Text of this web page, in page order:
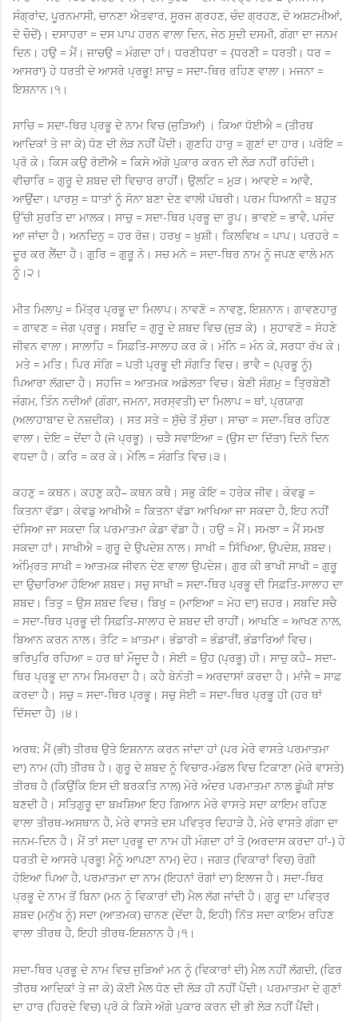
ਸੰਗ੍ਰਾਂਦ, ਪੂਰਨਮਾਸੀ, ਚਾਨਣਾ ਐਤਵਾਰ, ਸੂਰਜ ਗ੍ਰਹਣ, ਚੰਦ ਗ੍ਰਹਣ, ਦੋ ਅਸ਼ਟਮੀਆਂ,
ਦੋ ਚੌਦੇਂ}। ਦਸਾਹਰਾ = ਦਸ ਪਾਪ ਹਰਨ ਵਾਲਾ ਦਿਨ, ਜੇਠ ਸੁਦੀ ਦਸਮੀ, ਗੰਗਾ ਦਾ ਜਨਮ
ਦਿਨ। ਹਉ = ਮੈਂ। ਜਾਚਉ = ਮੰਗਦਾ ਹਾਂ। ਧਰਣੀਧਰਾ = {ਧਰਣੀ = ਧਰਤੀ। ਧਰ =
ਆਸਰਾ} ਹੇ ਧਰਤੀ ਦੇ ਆਸਰੇ ਪ੍ਰਭੂ! ਸਾਚੁ = ਸਦਾ-ਥਿਰ ਰਹਿਣ ਵਾਲਾ। ਮਜਨਾ =
ਇਸ਼ਨਾਨ।੧।
ਸਾਚਿ = ਸਦਾ-ਥਿਰ ਪ੍ਰਭੂ ਦੇ ਨਾਮ ਵਿਚ (ਜੁੜਿਆਂ) । ਕਿਆ ਧੋਈਐ = (ਤੀਰਥ
ਆਦਿਕਾਂ ਤੇ ਜਾ ਕੇ) ਧੋਣ ਦੀ ਲੋੜ ਨਹੀਂ ਪੈਂਦੀ। ਗੁਣਹਿ ਹਾਰੁ = ਗੁਣਾਂ ਦਾ ਹਾਰ। ਪਰੋਇ =
ਪ੍ਰੋ ਕੇ। ਕਿਸ ਕਉ ਰੋਈਐ = ਕਿਸੇ ਅੱਗੇ ਪੁਕਾਰ ਕਰਨ ਦੀ ਲੋੜ ਨਹੀਂ ਰਹਿੰਦੀ।
ਵੀਚਾਰਿ = ਗੁਰੂ ਦੇ ਸ਼ਬਦ ਦੀ ਵਿਚਾਰ ਰਾਹੀਂ। ਉਲਟਿ = ਮੁੜ। ਆਵਏ = ਆਵੈ,
ਆਉਂਦਾ। ਪਾਰਸੁ = ਧਾਤਾਂ ਨੂੰ ਸੋਨਾ ਬਣਾ ਦੇਣ ਵਾਲੀ ਪੱਥਰੀ। ਪਰਮ ਧਿਆਨੀ = ਬਹੁਤ
ਉੱਚੀ ਸੁਰਤਿ ਦਾ ਮਾਲਕ। ਸਾਚੁ = ਸਦਾ-ਥਿਰ ਪ੍ਰਭੂ ਦਾ ਰੂਪ। ਭਾਵਏ = ਭਾਵੈ, ਪਸੰਦ
ਆ ਜਾਂਦਾ ਹੈ। ਅਨਦਿਨੁ = ਹਰ ਰੋਜ਼। ਹਰਖੁ = ਖ਼ੁਸ਼ੀ। ਕਿਲਵਿਖ = ਪਾਪ। ਪਰਹਰੇ =
ਦੂਰ ਕਰ ਲੈਂਦਾ ਹੈ। ਗੁਰਿ = ਗੁਰੂ ਨੇ। ਸਚ ਮਨੇ = ਸਦਾ-ਥਿਰ ਨਾਮ ਨੂੰ ਜਪਣ ਵਾਲੇ ਮਨ
ਨੂੰ।੨।
ਮੀਤ ਮਿਲਾਪੁ = ਮਿੱਤ੍ਰ ਪ੍ਰਭੂ ਦਾ ਮਿਲਾਪ। ਨਾਵਣੋ = ਨਾਵਣੁ, ਇਸ਼ਨਾਨ। ਗਾਵਣਹਾਰੁ
= ਗਾਵਣ = ਜੋਗ ਪ੍ਰਭੂ। ਸਬਦਿ = ਗੁਰੂ ਦੇ ਸ਼ਬਦ ਵਿਚ (ਜੁੜ ਕੇ) । ਸੁਹਾਵਣੋ = ਸੋਹਣੇ
ਜੀਵਨ ਵਾਲਾ। ਸਾਲਾਹਿ = ਸਿਫ਼ਤਿ-ਸਾਲਾਹ ਕਰ ਕੇ। ਮੰਨਿ = ਮੰਨ ਕੇ, ਸਰਧਾ ਰੱਖ ਕੇ।
ਮਤੇ = ਮਤਿ। ਪਿਰ ਸੰਗਿ = ਪਤੀ ਪ੍ਰਭੂ ਦੀ ਸੰਗਤਿ ਵਿਚ। ਭਾਵੈ = (ਪ੍ਰਭੂ ਨੂੰ)
ਪਿਆਰਾ ਲੱਗਦਾ ਹੈ। ਸਹਜਿ = ਆਤਮਕ ਅਡੋਲਤਾ ਵਿਚ। ਬੇਣੀ ਸੰਗਮੁ = ਤ੍ਰਿਬੇਣੀ
ਜੰਗਮ, ਤਿੰਨ ਨਦੀਆਂ (ਗੰਗਾ, ਜਮਨਾ, ਸਰਸ੍ਵਤੀ) ਦਾ ਮਿਲਾਪ = ਥਾਂ, ਪ੍ਰਯਾਗ
(ਅਲਾਹਾਬਾਦ ਦੇ ਨਜ਼ਦੀਕ) । ਸਤ ਸਤੇ = ਸੁੱਚੇ ਤੋਂ ਸੁੱਚਾ। ਸਾਚਾ = ਸਦਾ-ਥਿਰ ਰਹਿਣ
ਵਾਲਾ। ਦੇਇ = ਦੇਂਦਾ ਹੈ (ਜੋ ਪ੍ਰਭੂ) । ਚੜੈ ਸਵਾਇਆ = (ਉਸ ਦਾ ਦਿੱਤਾ) ਦਿਨੋ ਦਿਨ
ਵਧਦਾ ਹੈ। ਕਰਿ = ਕਰ ਕੇ। ਮੇਲਿ = ਸੰਗਤਿ ਵਿਚ।੩।
ਕਹਣੁ = ਕਥਨ। ਕਹਣੁ ਕਹੈ– ਕਥਨ ਕਥੈ। ਸਭੁ ਕੋਇ = ਹਰੇਕ ਜੀਵ। ਕੇਵਡੁ =
ਕਿਤਨਾ ਵੱਡਾ। ਕੇਵਡੁ ਆਖੀਐ = ਕਿਤਨਾ ਵੱਡਾ ਆਖਿਆ ਜਾ ਸਕਦਾ ਹੈ, ਇਹ ਨਹੀਂ
ਦੱਸਿਆ ਜਾ ਸਕਦਾ ਕਿ ਪਰਮਾਤਮਾ ਕੇਡਾ ਵੱਡਾ ਹੈ। ਹਉ = ਮੈਂ। ਸਮਝਾ = ਮੈਂ ਸਮਝ
ਸਕਦਾ ਹਾਂ। ਸਾਖੀਐ = ਗੁਰੂ ਦੇ ਉਪਦੇਸ਼ ਨਾਲ। ਸਾਖੀ = ਸਿੱਖਿਆ, ਉਪਦੇਸ਼, ਸ਼ਬਦ।
ਅੰਮ੍ਰਿਤ ਸਾਖੀ = ਆਤਮਕ ਜੀਵਨ ਦੇਣ ਵਾਲਾ ਉਪਦੇਸ਼। ਗੁਰ ਕੀ ਭਾਖੀ ਸਾਖੀ = ਗੁਰੂ
ਦਾ ਉਚਾਰਿਆ ਹੋਇਆ ਸ਼ਬਦ। ਸਚੁ ਸਾਖੀ = ਸਦਾ-ਥਿਰ ਪ੍ਰਭੂ ਦੀ ਸਿਫ਼ਤਿ-ਸਾਲਾਹ ਦਾ
ਸ਼ਬਦ। ਤਿਤੁ = ਉਸ ਸ਼ਬਦ ਵਿਚ। ਬਿਖੁ = (ਮਾਇਆ = ਮੋਹ ਦਾ) ਜ਼ਹਰ। ਸਬਦਿ ਸਚੈ
= ਸਦਾ-ਥਿਰ ਪ੍ਰਭੂ ਦੀ ਸਿਫ਼ਤਿ-ਸਾਲਾਹ ਦੇ ਸ਼ਬਦ ਦੀ ਰਾਹੀਂ। ਆਖਣਿ = ਆਖਣ ਨਾਲ,
ਬਿਆਨ ਕਰਨ ਨਾਲ। ਤੋਟਿ = ਖ਼ਾਤਮਾ। ਭੰਡਾਰੀ = ਭੰਡਾਰੀਂ, ਭੰਡਾਰਿਆਂ ਵਿਚ।
ਭਰਿਪੁਰਿ ਰਹਿਆ = ਹਰ ਥਾਂ ਮੌਜੂਦ ਹੈ। ਸੋਈ = ਉਹ (ਪ੍ਰਭੂ) ਹੀ। ਸਾਚੁ ਕਹੈ– ਸਦਾ-
ਥਿਰ ਪ੍ਰਭੂ ਦਾ ਨਾਮ ਸਿਮਰਦਾ ਹੈ। ਕਹੈ ਬੇਨੰਤੀ = ਅਰਦਾਸਾਂ ਕਰਦਾ ਹੈ। ਮਾਂਜੈ = ਸਾਫ਼
ਕਰਦਾ ਹੈ। ਸਚੁ = ਸਦਾ-ਥਿਰ ਪ੍ਰਭੂ। ਸਚੁ ਸੋਈ = ਸਦਾ-ਥਿਰ ਪ੍ਰਭੂ ਹੀ (ਹਰ ਥਾਂ
ਦਿੱਸਦਾ ਹੈ) ।੪।
ਅਰਥ: ਮੈਂ (ਭੀ) ਤੀਰਥ ਉਤੇ ਇਸ਼ਨਾਨ ਕਰਨ ਜਾਂਦਾ ਹਾਂ (ਪਰ ਮੇਰੇ ਵਾਸਤੇ ਪਰਮਾਤਮਾ
ਦਾ) ਨਾਮ (ਹੀ) ਤੀਰਥ ਹੈ। ਗੁਰੂ ਦੇ ਸ਼ਬਦ ਨੂੰ ਵਿਚਾਰ-ਮੰਡਲ ਵਿਚ ਟਿਕਾਣਾ (ਮੇਰੇ ਵਾਸਤੇ)
ਤੀਰਥ ਹੈ (ਕਿਉਂਕਿ ਇਸ ਦੀ ਬਰਕਤਿ ਨਾਲ) ਮੇਰੇ ਅੰਦਰ ਪਰਮਾਤਮਾ ਨਾਲ ਡੂੰਘੀ ਸਾਂਝ
ਬਣਦੀ ਹੈ। ਸਤਿਗੁਰੂ ਦਾ ਬਖ਼ਸ਼ਿਆ ਇਹ ਗਿਆਨ ਮੇਰੇ ਵਾਸਤੇ ਸਦਾ ਕਾਇਮ ਰਹਿਣ
ਵਾਲਾ ਤੀਰਥ-ਅਸਥਾਨ ਹੈ, ਮੇਰੇ ਵਾਸਤੇ ਦਸ ਪਵਿਤ੍ਰ ਦਿਹਾੜੇ ਹੈ, ਮੇਰੇ ਵਾਸਤੇ ਗੰਗਾ ਦਾ
ਜਨਮ-ਦਿਨ ਹੈ। ਮੈਂ ਤਾਂ ਸਦਾ ਪ੍ਰਭੂ ਦਾ ਨਾਮ ਹੀ ਮੰਗਦਾ ਹਾਂ ਤੇ (ਅਰਦਾਸ ਕਰਦਾ ਹਾਂ-) ਹੇ
ਧਰਤੀ ਦੇ ਆਸਰੇ ਪ੍ਰਭੂ! ਮੈਨੂੰ ਆਪਣਾ ਨਾਮ) ਦੇਹ। ਜਗਤ (ਵਿਕਾਰਾਂ ਵਿਚ) ਰੋਗੀ
ਹੋਇਆ ਪਿਆ ਹੈ, ਪਰਮਾਤਮਾ ਦਾ ਨਾਮ (ਇਹਨਾਂ ਰੋਗਾਂ ਦਾ) ਇਲਾਜ ਹੈ। ਸਦਾ-ਥਿਰ
ਪ੍ਰਭੂ ਦੇ ਨਾਮ ਤੋਂ ਬਿਨਾ (ਮਨ ਨੂੰ ਵਿਕਾਰਾਂ ਦੀ) ਮੈਲ ਲੱਗ ਜਾਂਦੀ ਹੈ। ਗੁਰੂ ਦਾ ਪਵਿਤ੍ਰ
ਸ਼ਬਦ (ਮਨੁੱਖ ਨੂੰ) ਸਦਾ (ਆਤਮਕ) ਚਾਨਣ (ਦੇਂਦਾ ਹੈ, ਇਹੀ) ਨਿੱਤ ਸਦਾ ਕਾਇਮ ਰਹਿਣ
ਵਾਲਾ ਤੀਰਥ ਹੈ, ਇਹੀ ਤੀਰਥ-ਇਸ਼ਨਾਨ ਹੈ।੧।
ਸਦਾ-ਥਿਰ ਪ੍ਰਭੂ ਦੇ ਨਾਮ ਵਿਚ ਜੁੜਿਆਂ ਮਨ ਨੂੰ (ਵਿਕਾਰਾਂ ਦੀ) ਮੈਲ ਨਹੀਂ ਲੱਗਦੀ, (ਫਿਰ
ਤੀਰਥ ਆਦਿਕਾਂ ਤੇ ਜਾ ਕੇ) ਕੋਈ ਮੈਲ ਧੋਣ ਦੀ ਲੋੜ ਹੀ ਨਹੀਂ ਪੈਂਦੀ। ਪਰਮਾਤਮਾ ਦੇ ਗੁਣਾਂ
ਦਾ ਹਾਰ (ਹਿਰਦੇ ਵਿਚ) ਪ੍ਰੋ ਕੇ ਕਿਸੇ ਅੱਗੇ ਪੁਕਾਰ ਕਰਨ ਦੀ ਭੀ ਲੋੜ ਨਹੀਂ ਪੈਂਦੀ।